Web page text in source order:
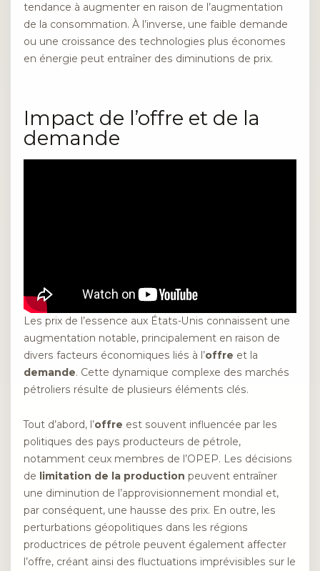
tendance à augmenter en raison de l’augmentation
de la consommation. À l’inverse, une faible demande
ou une croissance des technologies plus économes
en énergie peut entraîner des diminutions de prix.
Impact de l’offre et de la
demande
Les prix de l’essence aux États-Unis connaissent une
augmentation notable, principalement en raison de
divers facteurs économiques liés à l’offre et la
demande. Cette dynamique complexe des marchés
pétroliers résulte de plusieurs éléments clés.
Tout d’abord, l’offre est souvent influencée par les
politiques des pays producteurs de pétrole,
notamment ceux membres de l’OPEP. Les décisions
de limitation de la production peuvent entraîner
une diminution de l’approvisionnement mondial et,
par conséquent, une hausse des prix. En outre, les
perturbations géopolitiques dans les régions
productrices de pétrole peuvent également affecter
l’offre, créant ainsi des fluctuations imprévisibles sur le